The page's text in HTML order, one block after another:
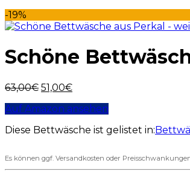
-19%
Schöne
63,00€ 51,00€
Auf Amazon ansehen
Diese Bettwäsche ist gelistet in:
Es können ggf. Versandkosten oder